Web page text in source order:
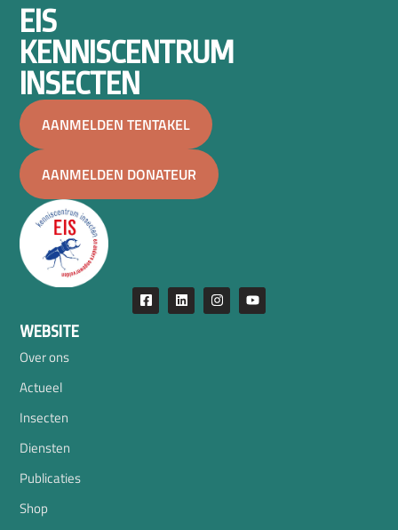
EIS
KENNISCENTRUM
INSECTEN
AANMELDEN TENTAKEL
AANMELDEN DONATEUR
WEBSITE
Over ons
Actueel
Insecten
Diensten
Publicaties
Shop